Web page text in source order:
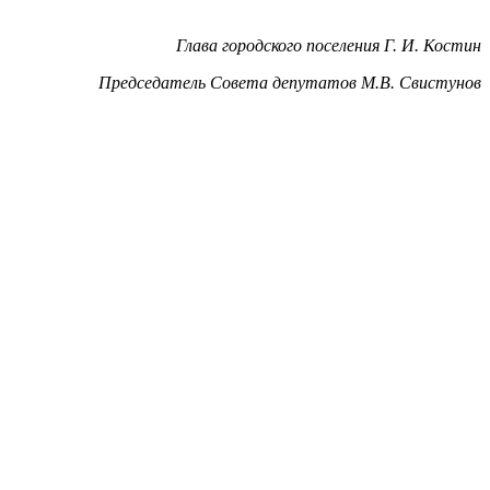
Глава городского поселения Г. И. Костин
Председатель Совета депутатов М.В. Свистунов